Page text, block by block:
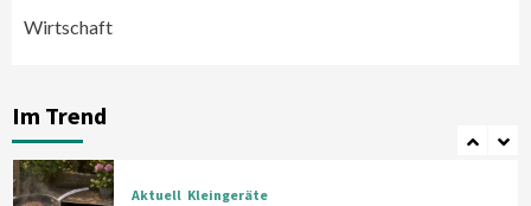
Wirtschaft
Im Trend
7
Aktuell Kleingeräte